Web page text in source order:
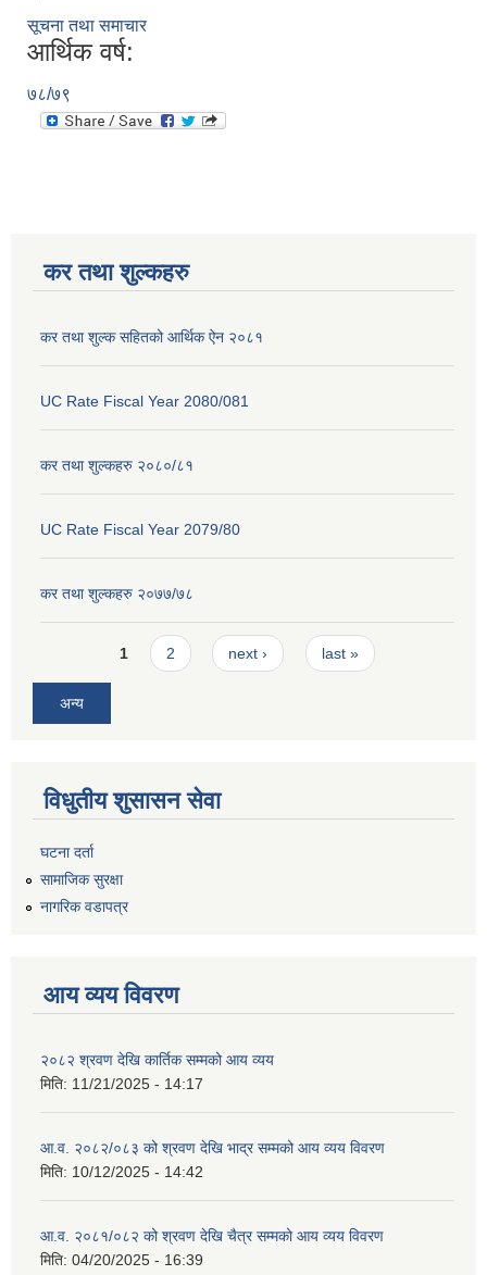
सूचना तथा समाचार
आर्थिक वर्ष:
७८/७९
कर तथा शुल्कहरु
कर तथा शुल्क सहितको आर्थिक ऐन २०८१
UC Rate Fiscal Year 2080/081
कर तथा शुल्कहरु २०८०/८१
UC Rate Fiscal Year 2079/80
कर तथा शुल्कहरु २०७७/७८
Pages1 2 next › last »
अन्य
विधुतीय शुसासन सेवा
घटना दर्ता
सामाजिक सुरक्षा
नागरिक वडापत्र
आय व्यय विवरण
२०८२ श्रवण देखि कार्तिक सम्मको आय व्यय
मिति: 11/21/2025 - 14:17
आ.व. २०८२/०८३ को श्रवण देखि भाद्र सम्मको आय व्यय विवरण
मिति: 10/12/2025 - 14:42
आ.व. २०८१/०८२ को श्रवण देखि चैत्र सम्मको आय व्यय विवरण
मिति: 04/20/2025 - 16:39